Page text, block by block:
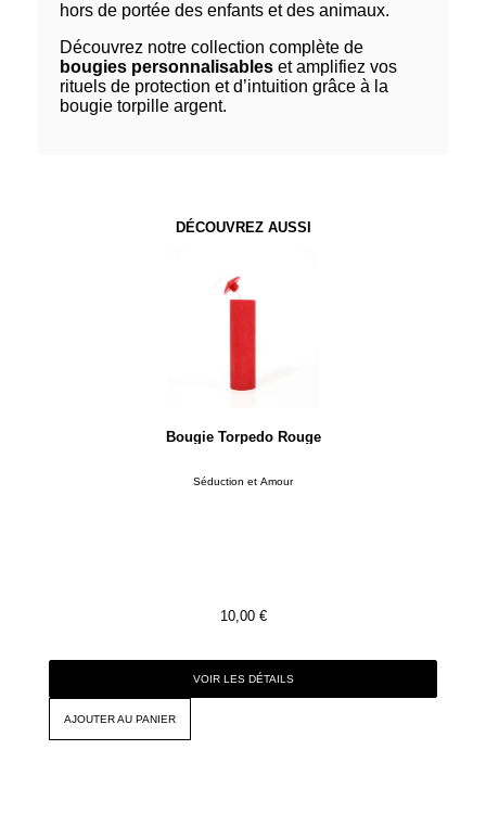
hors de portée des enfants et des animaux.
Découvrez notre collection complète de
bougies personnalisables et amplifiez vos
rituels de protection et d’intuition grâce à la
bougie torpille argent.
DÉCOUVREZ AUSSI
Bougie Torpedo Rouge
Séduction et Amour
10,00 €
VOIR LES DÉTAILS
AJOUTER AU PANIER